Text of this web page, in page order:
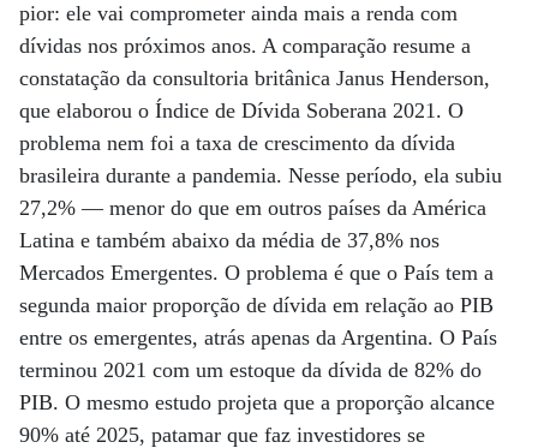
pior: ele vai comprometer ainda mais a renda com
dívidas nos próximos anos. A comparação resume a
constatação da consultoria britânica Janus Henderson,
que elaborou o Índice de Dívida Soberana 2021. O
problema nem foi a taxa de crescimento da dívida
brasileira durante a pandemia. Nesse período, ela subiu
27,2% — menor do que em outros países da América
Latina e também abaixo da média de 37,8% nos
Mercados Emergentes. O problema é que o País tem a
segunda maior proporção de dívida em relação ao PIB
entre os emergentes, atrás apenas da Argentina. O País
terminou 2021 com um estoque da dívida de 82% do
PIB. O mesmo estudo projeta que a proporção alcance
90% até 2025, patamar que faz investidores se